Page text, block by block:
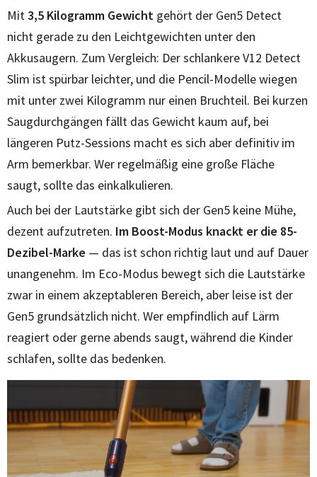
Mit3,5 Kilogramm Gewicht gehört der Gen5 Detect
nicht gerade zu den Leichtgewichten unter den
Akkusaugern. Zum Vergleich: Der schlankere V12 Detect
Slim ist spürbar leichter, und die Pencil-Modelle wiegen
mit unter zwei Kilogramm nur einen Bruchteil. Bei kurzen
Saugdurchgängen fällt das Gewicht kaum auf, bei
längeren Putz-Sessions macht es sich aber definitiv im
Arm bemerkbar. Wer regelmäßig eine große Fläche
saugt, sollte das einkalkulieren.
Auch bei der Lautstärke gibt sich der Gen5 keine Mühe,
dezent aufzutreten. Im Boost-Modus knackt er die 85-
Dezibel-Marke — das ist schon richtig laut und auf Dauer
unangenehm. Im Eco-Modus bewegt sich die Lautstärke
zwar in einem akzeptableren Bereich, aber leise ist der
Gen5 grundsätzlich nicht. Wer empfindlich auf Lärm
reagiert oder gerne abends saugt, während die Kinder
schlafen, sollte das bedenken.